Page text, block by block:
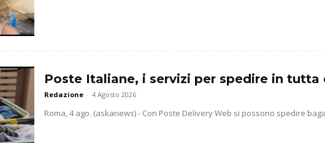
Poste Italiane, i servizi per spedire in
Redazione - 4 Agosto 2026
Roma, 4 ago. (askanews) - Con Poste Delivery Web si possono spedire